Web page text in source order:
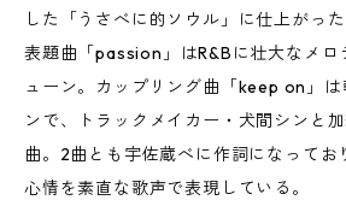
した「うさべに的ソウル」に仕上がった
表題曲「passion」はR&Bに壮大なメロ
ューン。カップリング曲「keep on」
ンで、トラックメイカー・犬間シンと
曲。2曲とも宇佐蔵べに作詞になってお
心情を素直な歌声で表現している。